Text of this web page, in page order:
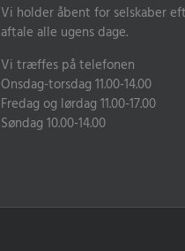
Vi holder åbent for selskaber
aftale alle ugens dage.
Vi træffes på telefonen
Onsdag-torsdag 11.00-14.00
Fredag og lørdag 11.00-17.00
Søndag 10.00-14.00